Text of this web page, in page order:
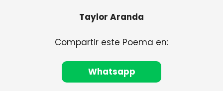
Taylor Aranda
Compartir este Poema en:
Whatsapp